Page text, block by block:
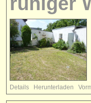
Details Herunterladen